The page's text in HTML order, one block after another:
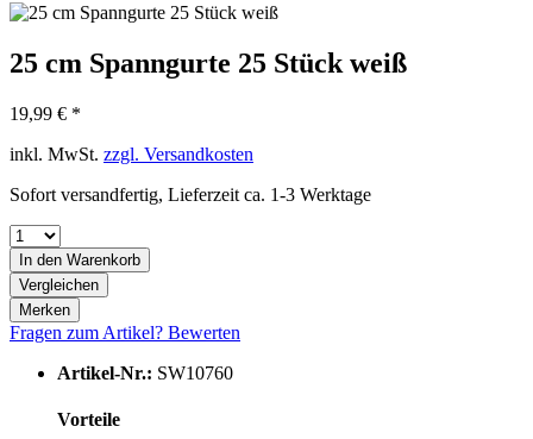
25 cm Spanngurte 25 Stück weiß
19,99 € *
inkl. MwSt. zzgl. Versandkosten
Sofort versandfertig, Lieferzeit ca. 1-3 Werktage
In den Warenkorb
Vergleichen
Merken
Fragen zum Artikel? Bewerten
Artikel-Nr.: SW10760
Vorteile